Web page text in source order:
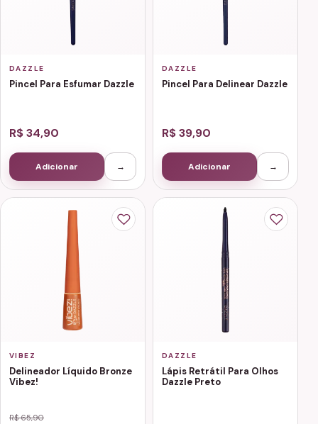
DAZZLE
Pincel Para Esfumar Dazzle
R$ 34,90
Adicionar →
DAZZLE
Pincel Para Delinear Dazzle
R$ 39,90
Adicionar →
VIBEZ
Delineador Líquido Bronze
Vibez!
R$ 65,90
DAZZLE
Lápis Retrátil Para Olhos
Dazzle Preto